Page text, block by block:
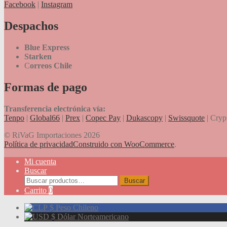
Facebook | Instagram
Despachos
Blue Express
Starken
Correos Chile
Formas de pago
Transferencia electrónica vía:
Tenpo | Global66 | Prex | Copec Pay | Dukascopy | Swissquote |
© RiVaG Importaciones 2026
Política de privacidadConstruido con WooCommerce.
Mi cuenta
Buscar
Buscar
por:
Buscar
Carrito 0
$ Peso Chileno
$ Dólar Norteamericano